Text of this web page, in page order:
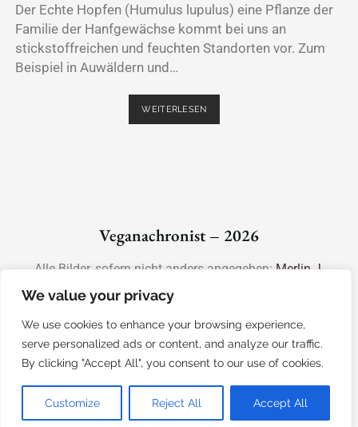
We value your privacy
We use cookies to enhance your browsing experience,
serve personalized ads or content, and analyze our traffic.
By clicking "Accept All", you consent to our use of cookies.
Customize Reject All Accept All
Der Echte Hopfen (Humulus lupulus) eine Pflanze der
Familie der Hanfgewächse kommt bei uns an
stickstoffreichen und feuchten Standorten vor. Zum
Beispiel in Auwäldern und…
WEITERLESEN
Veganachronist – 2026
Alle Bilder, sofern nicht anders angegeben: Merlin J.